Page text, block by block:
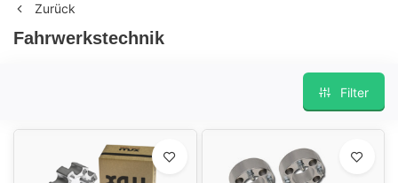
Zurück
Fahrwerkstechnik
Filter